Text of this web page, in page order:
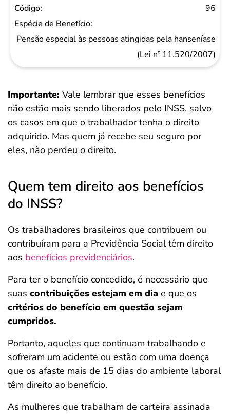
96
Pensão especial às pessoas atingidas pela hanseníase
(Lei nº 11.520/2007)
Importante: Vale lembrar que esses benefícios
não estão mais sendo liberados pelo INSS, salvo
os casos em que o trabalhador tenha o direito
adquirido. Mas quem já recebe seu seguro por
eles, não perdeu o direito.
Quem tem direito aos benefícios
do INSS?
Os trabalhadores brasileiros que contribuem ou
contribuíram para a Previdência Social têm direito
aos benefícios previdenciários.
Para ter o benefício concedido, é necessário que
suas contribuições estejam em dia e que os
critérios do benefício em questão sejam
cumpridos.
Portanto, aqueles que continuam trabalhando e
sofreram um acidente ou estão com uma doença
que os afaste mais de 15 dias do ambiente laboral
têm direito ao benefício.
As mulheres que trabalham de carteira assinada